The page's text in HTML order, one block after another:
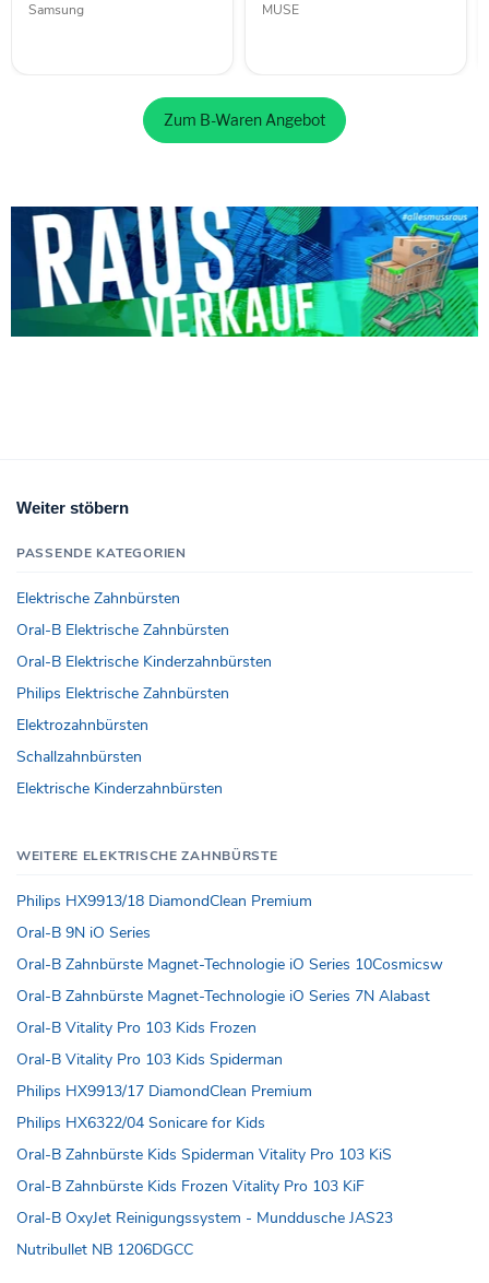
Samsung MUSE
Zum B-Waren Angebot
Weiter stöbern
PASSENDE KATEGORIEN
Elektrische Zahnbürsten
Oral-B Elektrische Zahnbürsten
Oral-B Elektrische Kinderzahnbürsten
Philips Elektrische Zahnbürsten
Elektrozahnbürsten
Schallzahnbürsten
Elektrische Kinderzahnbürsten
WEITERE ELEKTRISCHE ZAHNBÜRSTE
Philips HX9913/18 DiamondClean Premium
Oral-B 9N iO Series
Oral-B Zahnbürste Magnet-Technologie iO Series 10Cosmicsw
Oral-B Zahnbürste Magnet-Technologie iO Series 7N Alabast
Oral-B Vitality Pro 103 Kids Frozen
Oral-B Vitality Pro 103 Kids Spiderman
Philips HX9913/17 DiamondClean Premium
Philips HX6322/04 Sonicare for Kids
Oral-B Zahnbürste Kids Spiderman Vitality Pro 103 KiS
Oral-B Zahnbürste Kids Frozen Vitality Pro 103 KiF
Oral-B OxyJet Reinigungssystem - Munddusche JAS23
Nutribullet NB 1206DGCC